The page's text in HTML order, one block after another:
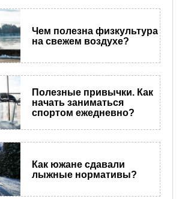
Чем полезна физкультура
на свежем воздухе?
Полезные привычки. Как
начать заниматься
спортом ежедневно?
Как южане сдавали
лыжные нормативы?